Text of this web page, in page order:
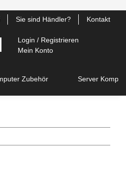
Sie sind Händler? Kontakt
Login / Registrieren
Mein Konto
Zubehör Server